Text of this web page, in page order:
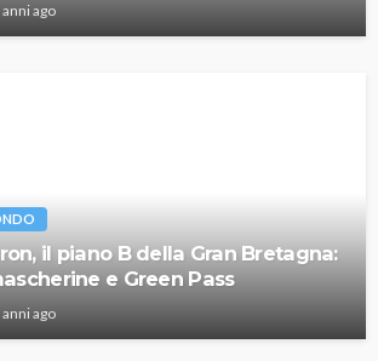
anni ago
il piano B della Gran Bretagna:
e Green Pass
anni ago